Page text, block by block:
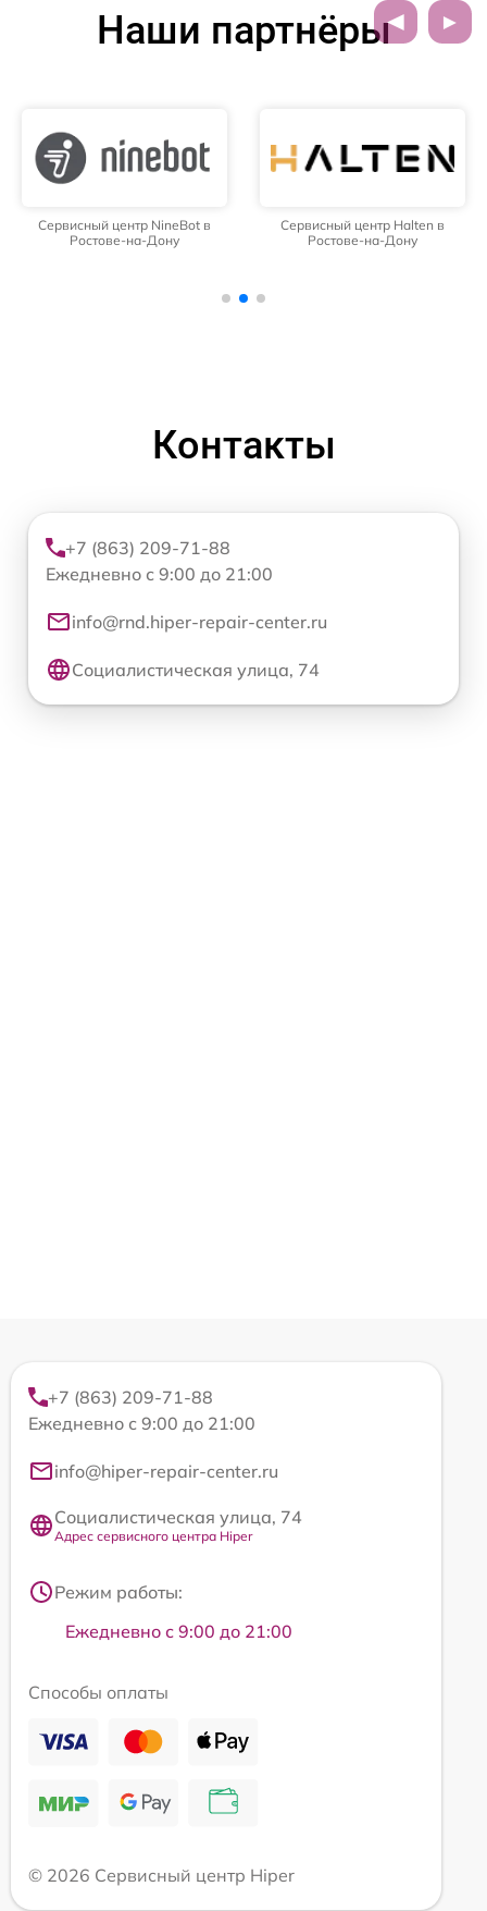
Наши партнёры
Сервисный центр NineBot в
Ростове-на-Дону
Сервисный центр Halten в
Ростове-на-Дону
Контакты
+7 (863) 209-71-88
Ежедневно с 9:00 до 21:00
info@rnd.hiper-repair-center.ru
Социалистическая улица, 74
+7 (863) 209-71-88
Ежедневно с 9:00 до 21:00
info@hiper-repair-center.ru
Социалистическая улица, 74
Адрес сервисного центра Hiper
Режим работы:
Ежедневно с 9:00 до 21:00
Способы оплаты
© 2026 Сервисный центр Hiper